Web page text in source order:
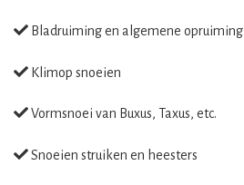
Bladruiming en algemene opruiming
Klimop snoeien
Vormsnoei van Buxus, Taxus, etc.
Snoeien struiken en heesters